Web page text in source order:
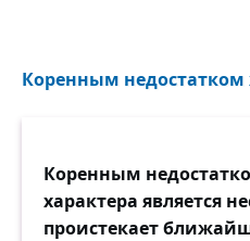
Коренным недостатком
Коренным
характера является
проистекает